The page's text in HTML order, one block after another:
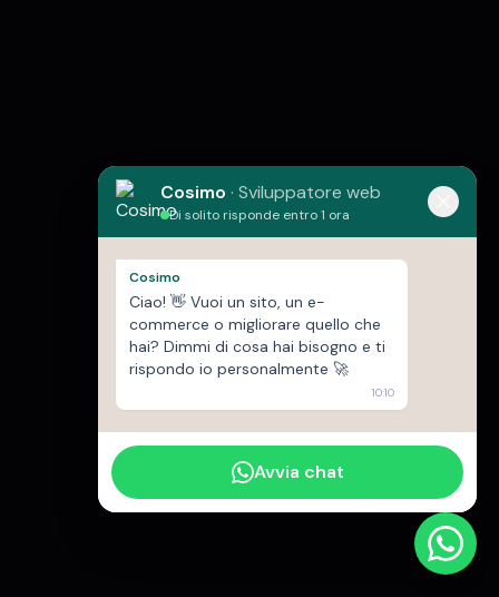
Cosimo · Sviluppatore web
Di solito risponde entro 1 ora
Cosimo
Ciao! 👋 Vuoi un sito, un e-
commerce o migliorare quello che
hai? Dimmi di cosa hai bisogno e ti
rispondo io personalmente 🚀
10:10
Avvia chat